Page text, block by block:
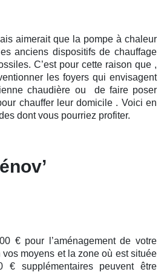
aimerait que la pompe à chaleur
anciens dispositifs de chauffage
C’est pour cette raison que ,
les foyers qui envisagent
chaudière ou de faire poser
chauffer leur domicile . Voici en
dont vous pourriez profiter.
€ pour l’aménagement de votre
moyens et la zone où est située
supplémentaires peuvent être